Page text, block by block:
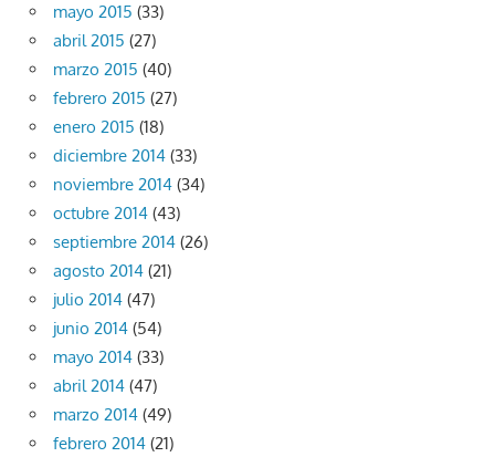
mayo 2015 (33)
abril 2015 (27)
marzo 2015 (40)
febrero 2015 (27)
enero 2015 (18)
diciembre 2014 (33)
noviembre 2014 (34)
octubre 2014 (43)
septiembre 2014 (26)
agosto 2014 (21)
julio 2014 (47)
junio 2014 (54)
mayo 2014 (33)
abril 2014 (47)
marzo 2014 (49)
febrero 2014 (21)